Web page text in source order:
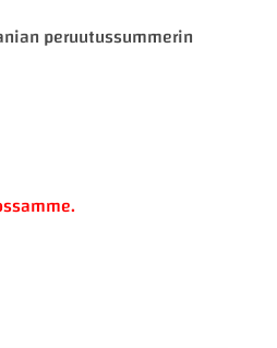
peruutussummerin